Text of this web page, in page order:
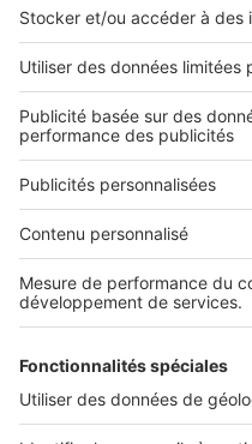
L'ENTREPRISE
Qui sommes-nous ?
Nous contacter
Nous recrutons
NOS APPLICATIONS
Découvrez nos applications
Tous nos services pro
Accès client
Mes annonces sur SeLoger